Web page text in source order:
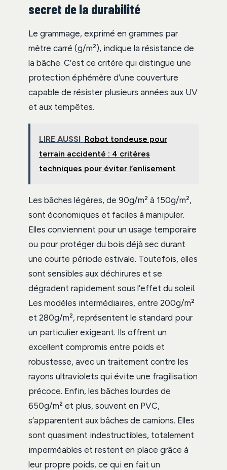
secret de la durabilité
Le grammage, exprimé en grammes par
mètre carré (g/m²), indique la résistance de
la bâche. C’est ce critère qui distingue une
protection éphémère d’une couverture
capable de résister plusieurs années aux UV
et aux tempêtes.
LIRE AUSSI Robot tondeuse pour
terrain accidenté : 4 critères
techniques pour éviter l’enlisement
Les bâches légères, de 90g/m² à 150g/m²,
sont économiques et faciles à manipuler.
Elles conviennent pour un usage temporaire
ou pour protéger du bois déjà sec durant
une courte période estivale. Toutefois, elles
sont sensibles aux déchirures et se
dégradent rapidement sous l’effet du soleil.
Les modèles intermédiaires, entre 200g/m²
et 280g/m², représentent le standard pour
un particulier exigeant. Ils offrent un
excellent compromis entre poids et
robustesse, avec un traitement contre les
rayons ultraviolets qui évite une fragilisation
précoce. Enfin, les bâches lourdes de
650g/m² et plus, souvent en PVC,
s’apparentent aux bâches de camions. Elles
sont quasiment indestructibles, totalement
imperméables et restent en place grâce à
leur propre poids, ce qui en fait un